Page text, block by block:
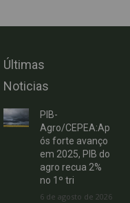
Últimas
Noticias
PIB-
Agro/CEPEA:Ap
ós forte avanço
em 2025, PIB do
agro recua 2%
no 1º tri
6 de agosto de 2026